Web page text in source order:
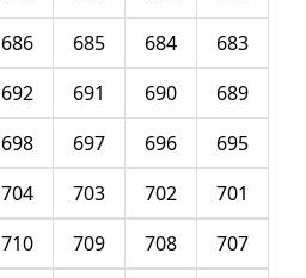
683
684
685
686
689
690
691
692
695
696
697
698
701
702
703
704
707
708
709
710